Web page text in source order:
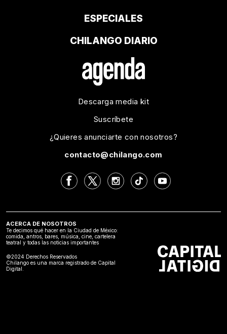
ESPECIALES
CHILANGO DIARIO
Descarga media kit
Suscríbete
¿Quieres anunciarte con nosotros?
contacto@chilango.com
ACERCA DE NOSOTROS
Te decimos qué hacer en la Ciudad de México:
comida, antros, bares, música, cine, cartelera
teatral y todas las noticias importantes
©2024 Derechos Reservados
Chilango es una marca registrado de Capital
Digital.